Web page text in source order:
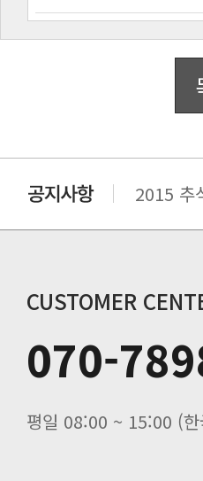
2015 추
추수감사
추석기간
노동절(9
입금 고
CUSTOMER
070-
평일 08:00 ~ 15:00 (